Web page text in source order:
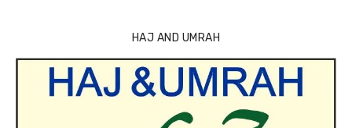
HAJ AND UMRAH